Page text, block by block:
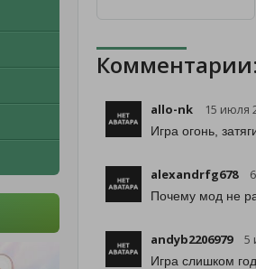
Комментарии:
allo-nk 15 июля
Игра огонь,
alexandrfg678
Почему мод не
andyb2206979 5
Игра слишком